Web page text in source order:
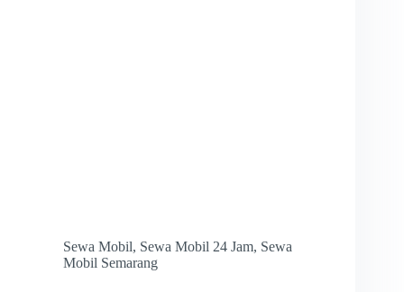
Sewa Mobil, Sewa Mobil 24 Jam, Sewa
Mobil Semarang